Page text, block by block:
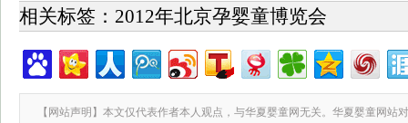
相关标签： 2012年北京孕婴童博览会
【网站声明】本文仅代表作者本人观点，与华夏婴童网无关。华夏婴童网站